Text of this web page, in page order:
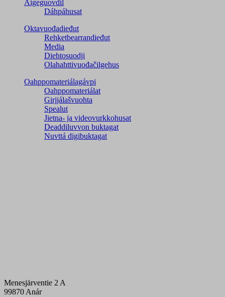
Áigeguovdil
Dáhpáhusat
Oktavuođadieđut
Rehketbearrandieđut
Media
Diehtosuodji
Olahahttivuođačilgehus
Oahppomateriálagávpi
Oahppomateriálat
Girjjálašvuohta
Spealut
Jietna- ja videovurkkohusat
Deaddiluvvon buktagat
Nuvttá digibuktagat
Menesjärventie 2 A
99870 Anár